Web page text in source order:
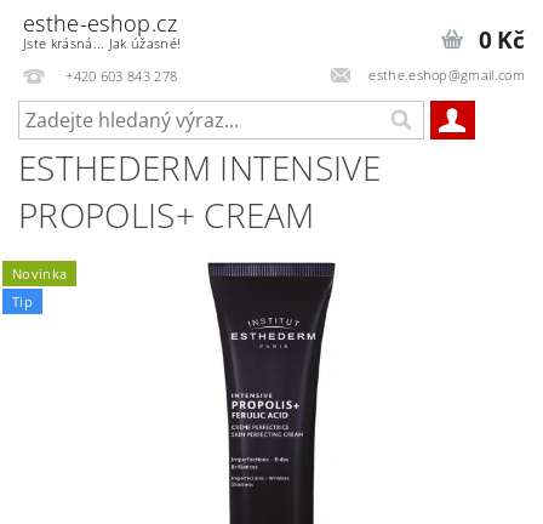
esthe-eshop.cz
Jste krásná... Jak úžasné!
+420 603 843 278
esthe.eshop@gmail.com
0 Kč
ESTHEDERM INTENSIVE
PROPOLIS+ CREAM
Novinka
Tip